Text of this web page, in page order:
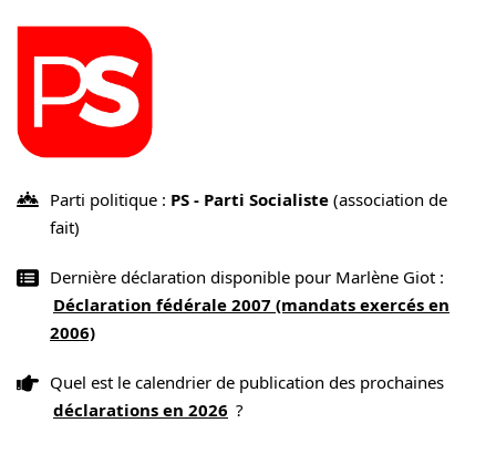
Parti politique : PS - Parti Socialiste (association de
fait)
Dernière déclaration disponible pour Marlène Giot :
Déclaration fédérale 2007 (mandats exercés en
2006)
Quel est le calendrier de publication des prochaines
déclarations en 2026 ?